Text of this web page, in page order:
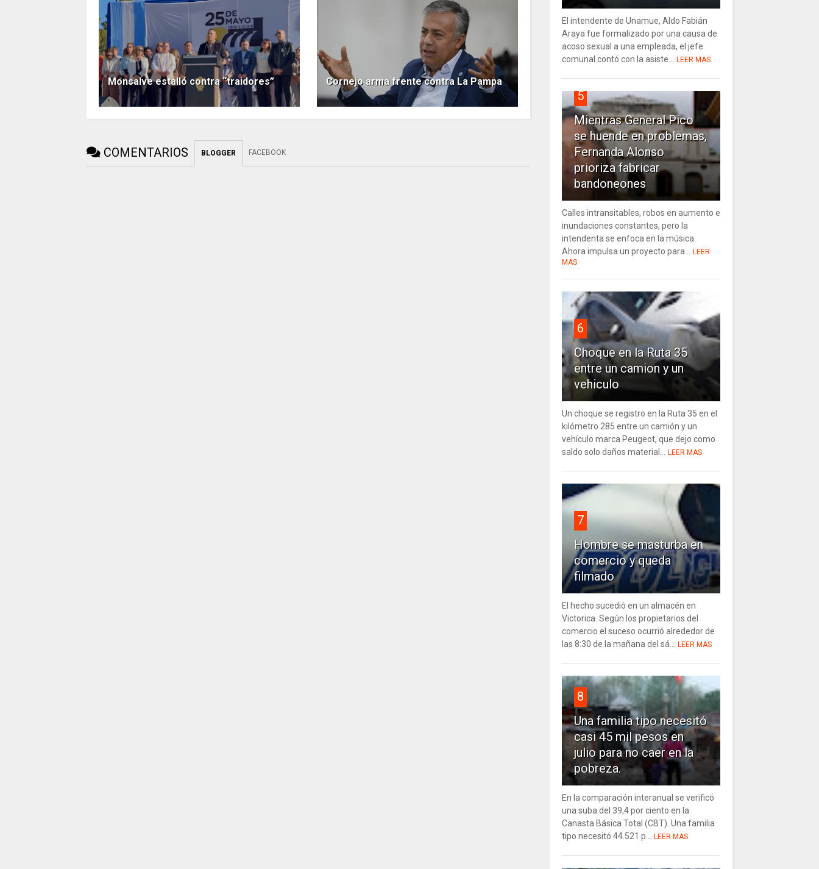
Monsalve estalló contra “traidores” Cornejo arma frente contra La Pampa
COMENTARIOS BLOGGER FACEBOOK
El intendente de Unamue, Aldo Fabián
Araya fue formalizado por una causa de
acoso sexual a una empleada, el jefe
comunal contó con la asiste... LEER MAS
5
Mientras General Pico
se huende en problemas,
Fernanda Alonso
prioriza fabricar
bandoneones
Calles intransitables, robos en aumento e
inundaciones constantes, pero la
intendenta se enfoca en la música.
Ahora impulsa un proyecto para... LEER
MAS
6
Choque en la Ruta 35
entre un camion y un
vehiculo
Un choque se registro en la Ruta 35 en el
kilómetro 285 entre un camión y un
vehículo marca Peugeot, que dejo como
saldo solo daños material... LEER MAS
7
Hombre se masturba en
comercio y queda
filmado
El hecho sucedió en un almacén en
Victorica. Según los propietarios del
comercio el suceso ocurrió alrededor de
las 8:30 de la mañana del sá... LEER MAS
8
Una familia tipo necesitó
casi 45 mil pesos en
julio para no caer en la
pobreza.
En la comparación interanual se verificó
una suba del 39,4 por ciento en la
Canasta Básica Total (CBT). Una familia
tipo necesitó 44.521 p... LEER MAS